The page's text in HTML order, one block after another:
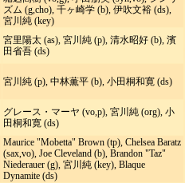
ズム (g,cho), 千ヶ崎学 (b), 伊吹文裕 (ds),
宮川純 (key)
宮里陽太 (as), 宮川純 (p), 清水昭好 (b), 濱
田省吾 (ds)
宮川純 (p), 中林薫平 (b), 小田桐和寛 (ds)
グレース・マーヤ (vo,p), 宮川純 (org), 小
田桐和寛 (ds)
Maurice "Mobetta" Brown (tp), Chelsea Baratz
(sax,vo), Joe Cleveland (b), Brandon "Taz"
Niederauer (g), 宮川純 (key), Blaque
Dynamite (ds)